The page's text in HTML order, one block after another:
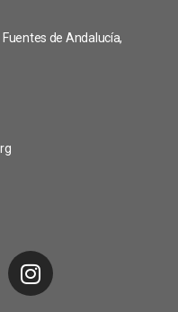
de Andalucía,